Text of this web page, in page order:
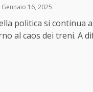
Gennaio 16, 2025
politica si continua a
al caos dei treni. A